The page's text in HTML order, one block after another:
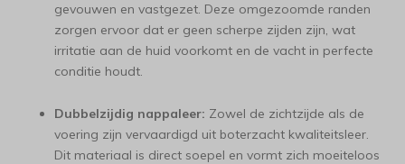
gevouwen en vastgezet. Deze omgezoomde randen
zorgen ervoor dat er geen scherpe zijden zijn, wat
irritatie aan de huid voorkomt en de vacht in perfecte
conditie houdt.
Dubbelzijdig nappaleer: Zowel de zichtzijde als de
voering zijn vervaardigd uit boterzacht kwaliteitsleer.
Dit materiaal is direct soepel en vormt zich moeiteloos